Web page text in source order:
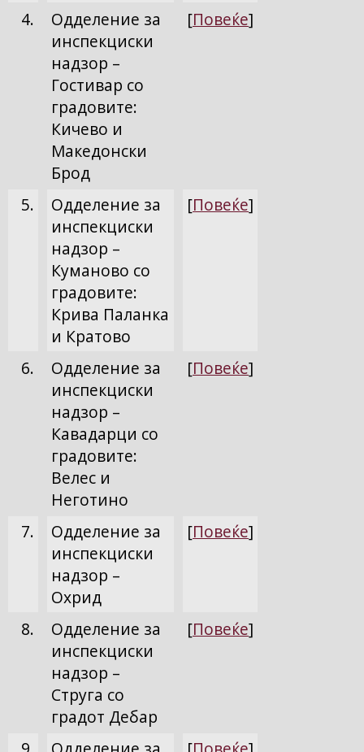
4.
Одделение за
инспекциски
надзор –
Гостивар со
градовите:
Кичево и
Македонски
Брод
[Повеќе]
5.
Одделение за
инспекциски
надзор –
Куманово со
градовите:
Крива Паланка
и Кратово
[Повеќе]
6.
Одделение за
инспекциски
надзор –
Кавадарци со
градовите:
Велес и
Неготино
[Повеќе]
7.
Одделение за
инспекциски
надзор –
Охрид
[Повеќе]
8.
Одделение за
инспекциски
надзор –
Струга со
градот Дебар
[Повеќе]